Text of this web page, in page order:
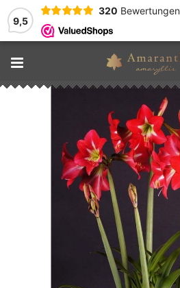
9,5
320 Bewertungen